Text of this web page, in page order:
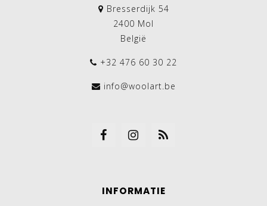
Bresserdijk 54
2400 Mol
België
+32 476 60 30 22
info@woolart.be
INFORMATIE